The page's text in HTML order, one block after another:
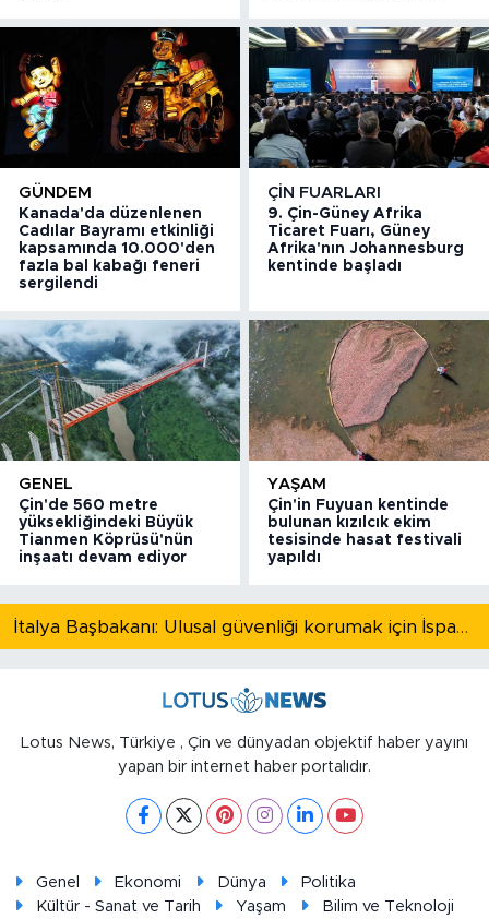
GÜNDEM
Kanada'da düzenlenen
Cadılar Bayramı etkinliği
kapsamında 10.000'den
fazla bal kabağı feneri
sergilendi
ÇIN FUARLARI
9. Çin-Güney Afrika
Ticaret Fuarı, Güney
Afrika'nın Johannesburg
kentinde başladı
GENEL
Çin'de 560 metre
yüksekliğindeki Büyük
Tianmen Köprüsü'nün
inşaatı devam ediyor
YAŞAM
Çin'in Fuyuan kentinde
bulunan kızılcık ekim
tesisinde hasat festivali
yapıldı
İtalya Başbakanı: Ulusal güvenliği korumak için İspanya ile Schengen kapsamındaki serbest dolaşımı askıya alıyoruz
Lotus News, Türkiye , Çin ve dünyadan objektif haber yayını
yapan bir internet haber portalıdır.
Genel Ekonomi Dünya
Politika
Kültür - Sanat ve Tarih
Yaşam Bilim ve Teknoloji